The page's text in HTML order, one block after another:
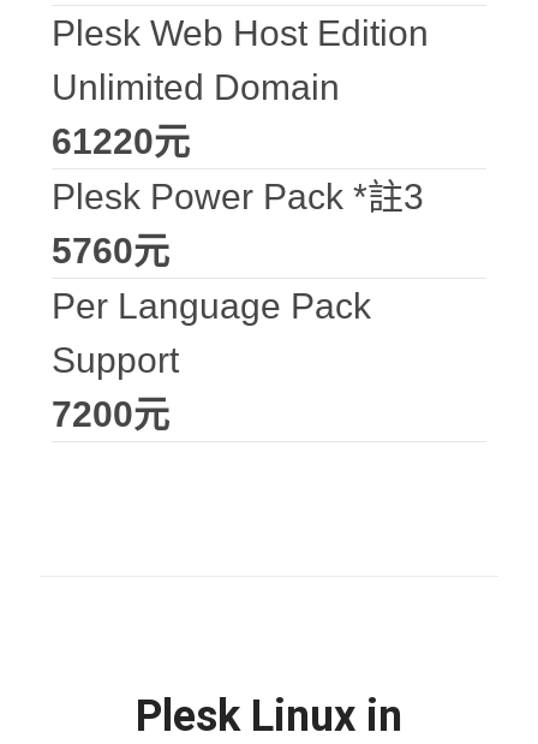
Plesk Web Host Edition
Unlimited Domain
61220元
Plesk Power Pack *註3
5760元
Per Language Pack
Support
7200元
Plesk Linux in